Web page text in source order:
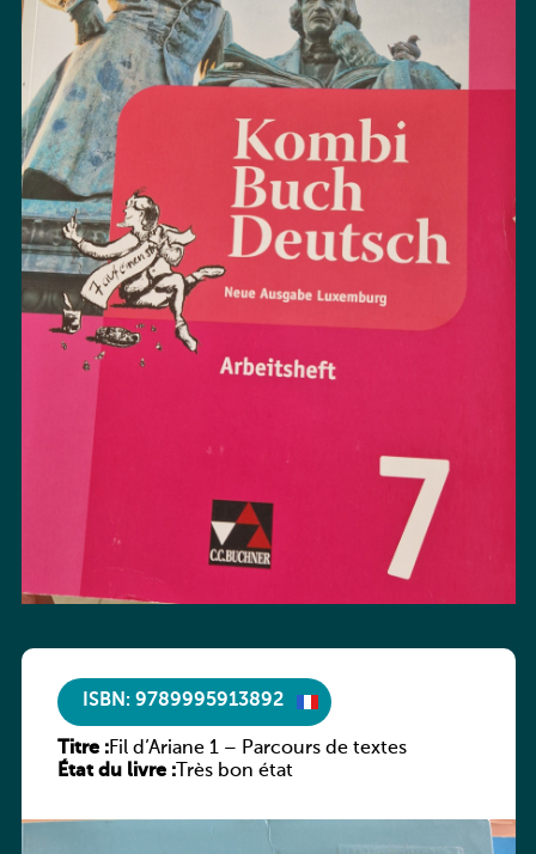
ISBN: 9789995913892
Titre :Fil d’Ariane 1 – Parcours de textes
État du livre :Très bon état